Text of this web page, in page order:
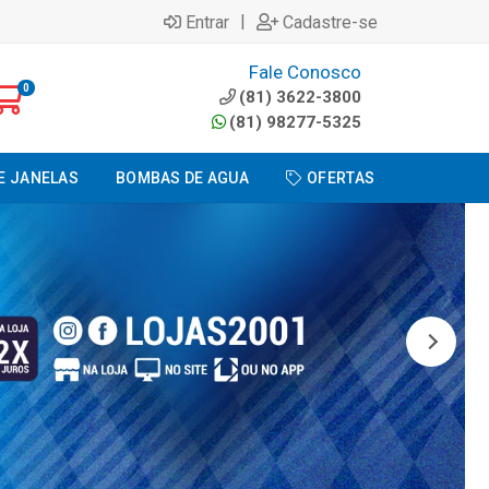
Entrar | Cadastre-se
0
Fale Conosco
(81) 3622-3800
(81) 98277-5325
JANELAS BOMBAS DE AGUA OFERTAS